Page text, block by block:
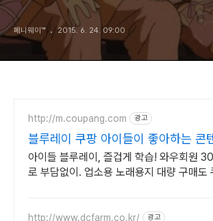
리얼리즘
페니웨이™ 2015. 6. 24. 09:00
http://m.coupang.com 광고
블루레이 쿠팡 아이들이 좋아하는 콘
아이들 블루레이, 즐겁게 학습! 와우회원
로 부담없이. 업소용 노래용지 대량 구매도
http://www.dcfarm.co.kr/ 광고